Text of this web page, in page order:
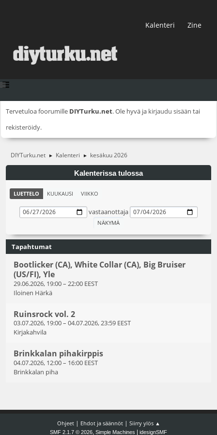
Kalenteri Zine
Tervetuloa foorumille DIYTurku.net. Ole hyvä ja kirjaudu sisään tai
rekisteröidy.
DIYTurku.net ► Kalenteri ► kesäkuu 2026
Kalenterissa tulossa
LUETTELO KUUKAUSI VIIKKO
vastaanottaja
Tapahtumat
Bootlicker (CA), White Collar (CA), Big Bruiser
(US/FI), Yle
29.06.2026, 19:00– 22:00 EEST
Iloinen Härkä
Ruinsrock vol. 2
03.07.2026, 19:00– 04.07.2026, 23:59 EEST
Kirjakahvila
Brinkkalan pihakirppis
04.07.2026, 12:00– 16:00 EEST
Brinkkalan piha
Ohjeet| Ehdot ja säännöt| Siirry ylös ▲
SMF 2.1.7 © 2026, Simple Machines idesignSMF